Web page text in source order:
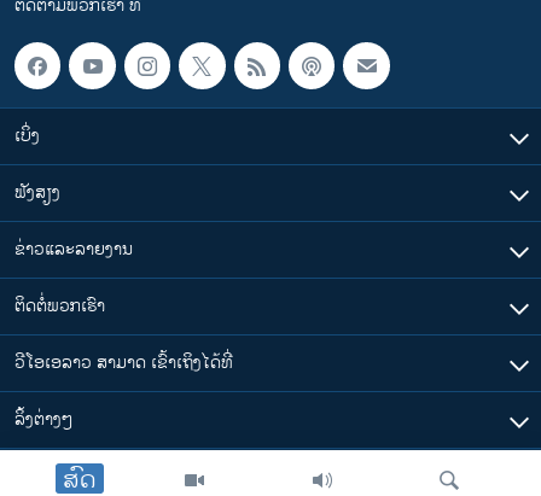
ສົດ
ຕິດຕາມພວກເຮົາ ທີ່
ເບິ່ງ
ຟັງສຽງ
ຂ່າວແລະລາຍງານ
ຕິດຕໍ່ພວກເຮົາ
ວີໂອເອລາວ ສາມາດ ເຂົ້າເຖິງໄດ້ທີ່
​ລິ້ງ​ຕ່າງໆ
ຕາມເວລາໃນລາວ